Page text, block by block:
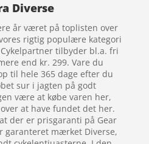
Diverse
år været på toplisten over
rigtig populære kategori
tilbyder bl.a. fri
end kr. 299. Vare du
til hele 365 dage efter du
sur i jagten på godt
være at købe varen her,
at have fundet det her.
der er prisgaranti på Gear
garanteret mærket Diverse,